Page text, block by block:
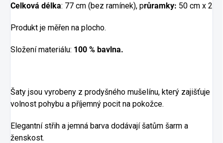
Celková délka: 77 cm (bez ramínek), průramky: 50 cm x 2
Produkt je měřen na plocho.
Složení materiálu: 100 % bavlna.
Šaty jsou vyrobeny z prodyšného mušelínu, který zajišťuje
volnost pohybu a příjemný pocit na pokožce.
Elegantní střih a jemná barva dodávají šatům šarm a
ženskost.